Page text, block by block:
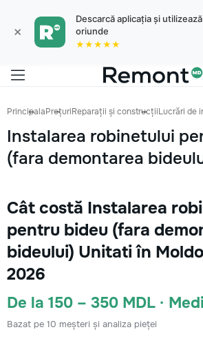
×
Descarcă aplicația și
oriunde
★★★★★
PrincipalaPrețuriReparații și construcțiiLucrări de
Instalarea robinetului
(fara demontarea
Cât costă Instalarea
pentru bideu (fara
bideului) Unitati în
2026
De la 150 – 350 MDL ·
Bazat pe 10 meșteri și analiza pieței